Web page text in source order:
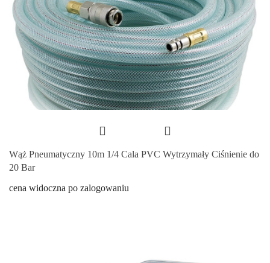
Wąż Pneumatyczny 10m 1/4 Cala PVC Wytrzymały Ciśnienie do
20 Bar
cena widoczna po zalogowaniu